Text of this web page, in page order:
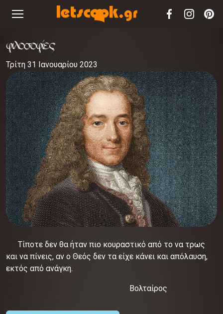
φιλοσοφίες
Τρίτη 31 Ιανουαρίου 2023
Τίποτε δεν θα ήταν πιο κουραστικό από το να τρως
και να πίνεις, αν ο Θεός δεν τα είχε κάνει και απόλαυση,
εκτός από ανάγκη.
Βολταίρος